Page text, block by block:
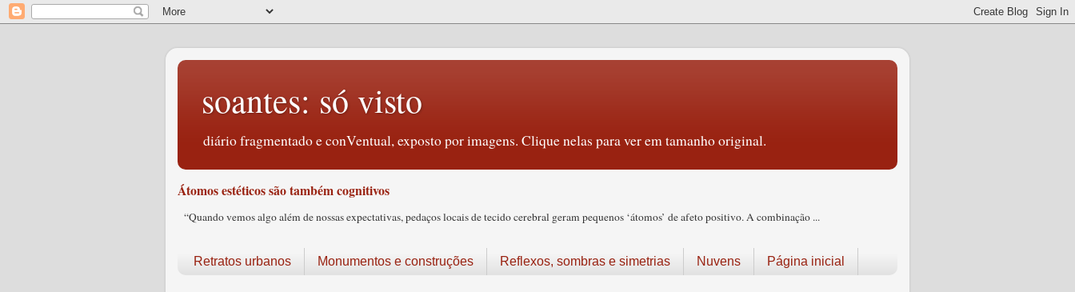
soantes: só visto
diário fragmentado e conVentual, exposto por imagens. Clique nelas para ver em tamanho original.
Átomos estéticos são também cognitivos
“Quando vemos algo além de nossas expectativas, pedaços locais de tecido cerebral geram pequenos ‘átomos’ de afeto positivo. A combinação ...
Retratos urbanos Monumentos e construções Reflexos, sombras e simetrias Nuvens Página inicial